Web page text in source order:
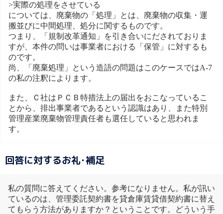
>実際の処理をさせている
については、廃棄物の「処理」とは、廃棄物の収集・運
搬並びに中間処理、処分に関するものです。
つまり、「規制改革通知」を引き合いにだされておりま
すが、本件の問いは事業者における「保管」に対するも
のです。
尚、「廃棄処理」という造語の問題はこのケースではA-7
の私の注釈によります。
また、Ｃ社はＰＣＢ特措法上の届出をおこなっているこ
とから、排出事業者であるという認識はあり、また特別
管理産業廃棄物管理責任者も選任していると思われま
す。
回答に対するお礼･補足
私の質問に答えてください。参考になりません。私が訊い
ているのは、管理委託契約書を貸倉庫賃貸借契約書に替え
てもらう方法がありますか？ということです。どういう手